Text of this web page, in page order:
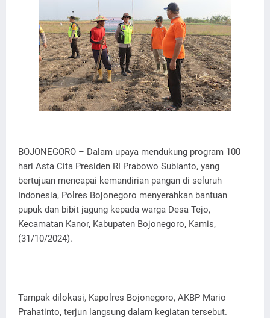
BOJONEGORO – Dalam upaya mendukung program 100
hari Asta Cita Presiden RI Prabowo Subianto, yang
bertujuan mencapai kemandirian pangan di seluruh
Indonesia, Polres Bojonegoro menyerahkan bantuan
pupuk dan bibit jagung kepada warga Desa Tejo,
Kecamatan Kanor, Kabupaten Bojonegoro, Kamis,
(31/10/2024).
Tampak dilokasi, Kapolres Bojonegoro, AKBP Mario
Prahatinto, terjun langsung dalam kegiatan tersebut.